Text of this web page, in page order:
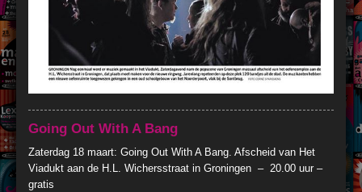
Going Out With A Bang
Zaterdag 18 maart: Going Out With A Bang. Afscheid van Het
Viadukt aan de H.L. Wichersstraat in Groningen – 20.00 uur –
gratis